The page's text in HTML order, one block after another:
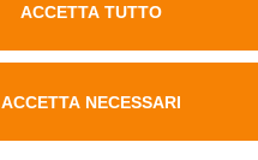
ACCETTA TUTTO
ACCETTA NECESSARI